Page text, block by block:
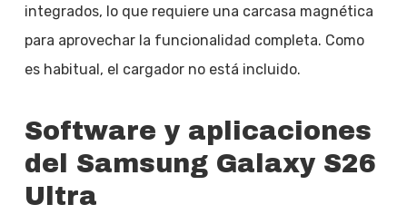
integrados, lo que requiere una carcasa magnética
para aprovechar la funcionalidad completa. Como
es habitual, el cargador no está incluido.
Software y aplicaciones
del Samsung Galaxy S26
Ultra